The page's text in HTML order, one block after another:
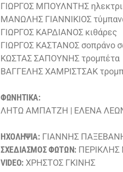
ΓΙΩΡΓΟΣ ΜΠΟΥΛΝΤΗΣ
ΜΑΝΩΛΗΣ ΓΙΑΝΝΙΚΙΟΣ
ΓΙΩΡΓΟΣ ΚΑΡΔΙΑΝΟΣ κιθάρες
ΓΙΩΡΓΟΣ ΚΑΣΤΑΝΟΣ σοπράνο
ΚΩΣΤΑΣ ΣΑΠΟΥΝΗΣ τρομπέτα
ΒΑΓΓΕΛΗΣ ΧΑΜΡΙΣΤΣΑΚ
ΦΩΝΗΤΙΚΑ:
ΛΗΤΩ ΑΜΠΑΤΖΗ | ΕΛΕΝΑ
ΗΧΟΛΗΨΙΑ: ΓΙΑΝΝΗΣ
ΣΧΕΔΙΑΣΜΟΣ ΦΩΤΩΝ:
VIDEO: ΧΡΗΣΤΟΣ ΓΚΙΝΗΣ